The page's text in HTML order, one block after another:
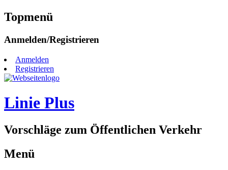
Topmenü
Zum
springen
Anmelden/Registrieren
Anmelden
Registrieren
Linie Plus
Vorschläge zum Öffentlichen Verkehr
Menü